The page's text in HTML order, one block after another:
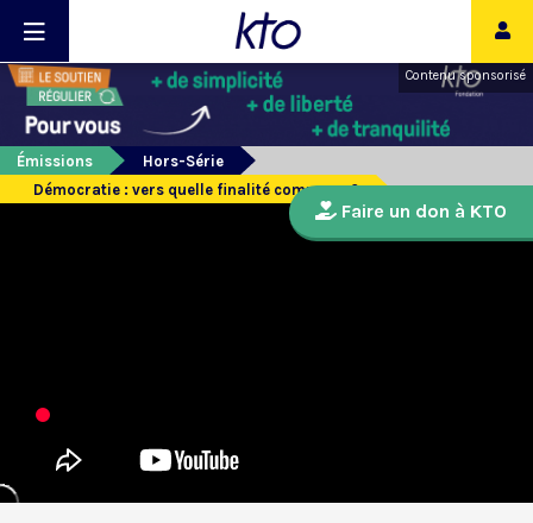
Contenu sponsorisé
Émissions
Hors-Série
Démocratie : vers quelle finalité commune ?
Faire un don à KTO